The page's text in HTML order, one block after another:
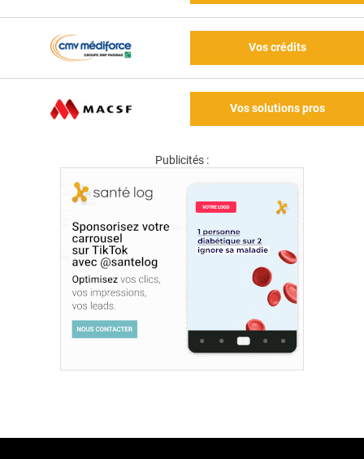
Vos crédits
Vos solutions pros
Publicités :